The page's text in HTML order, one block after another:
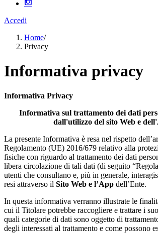
Accedi
Home/
Privacy
Informativa privacy
Informativa Privacy
Informativa sul trattamento dei dati
dall'utilizzo del sito Web e
La presente Informativa è resa nel rispetto
Regolamento (UE) 2016/679 relativo alla
fisiche con riguardo al trattamento dei dati
libera circolazione di tali dati (di seguito
utenti che consultano e, più in generale,
resi attraverso il Sito Web e l’App dell’Ente.
In questa informativa verranno illustrate le
cui il Titolare potrebbe raccogliere e trattare i
quali categorie di dati sono oggetto di
degli interessati al trattamento e come possono